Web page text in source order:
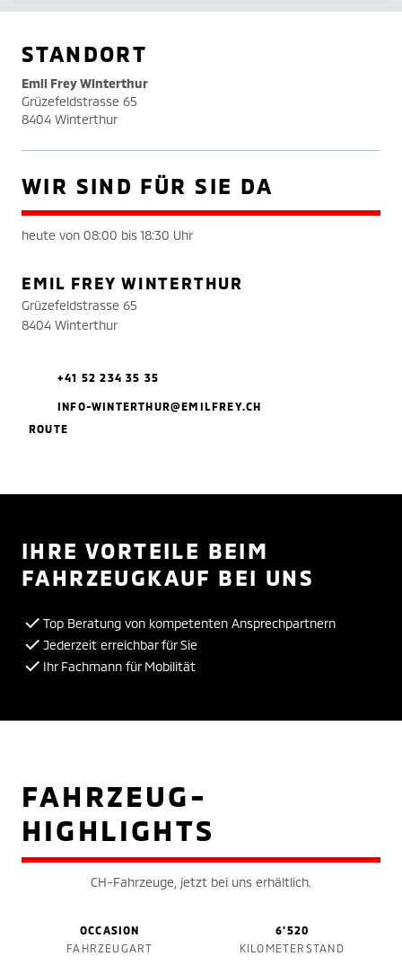
STANDORT
Emil Frey Winterthur
Grüzefeldstrasse 65
8404 Winterthur
WIR SIND FÜR SIE DA
heute von 08:00 bis 18:30 Uhr
EMIL FREY WINTERTHUR
Grüzefeldstrasse 65
8404 Winterthur
+41 52 234 35 35
INFO-WINTERTHUR@EMILFREY.CH
ROUTE
IHRE VORTEILE BEIM
FAHRZEUGKAUF BEI UNS
Top Beratung von kompetenten Ansprechpartnern
Jederzeit erreichbar für Sie
Ihr Fachmann für Mobilität
FAHRZEUG-
HIGHLIGHTS
CH-Fahrzeuge, jetzt bei uns erhältlich.
OCCASION
FAHRZEUGART
6'520
KILOMETERSTAND